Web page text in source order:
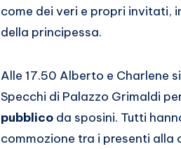
come dei veri e propri invitati,
della principessa.
Alle 17.50 Alberto e Charlene
Specchi di Palazzo Grimaldi
pubblico da sposini. Tutti
commozione tra i presenti alla